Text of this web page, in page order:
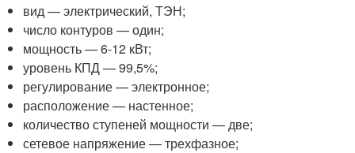
вид — электрический, ТЭН;
число контуров — один;
мощность — 6-12 кВт;
уровень КПД — 99,5%;
регулирование — электронное;
расположение — настенное;
количество ступеней мощности — две;
сетевое напряжение — трехфазное;